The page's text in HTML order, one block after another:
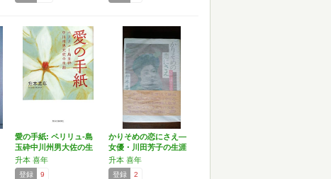
愛の手紙: ペリリュ-島
玉砕中川州男大佐の生
涯
升本 喜年
登録 9
かりそめの恋にさえ―
女優・川田芳子の生涯
升本 喜年
登録 2